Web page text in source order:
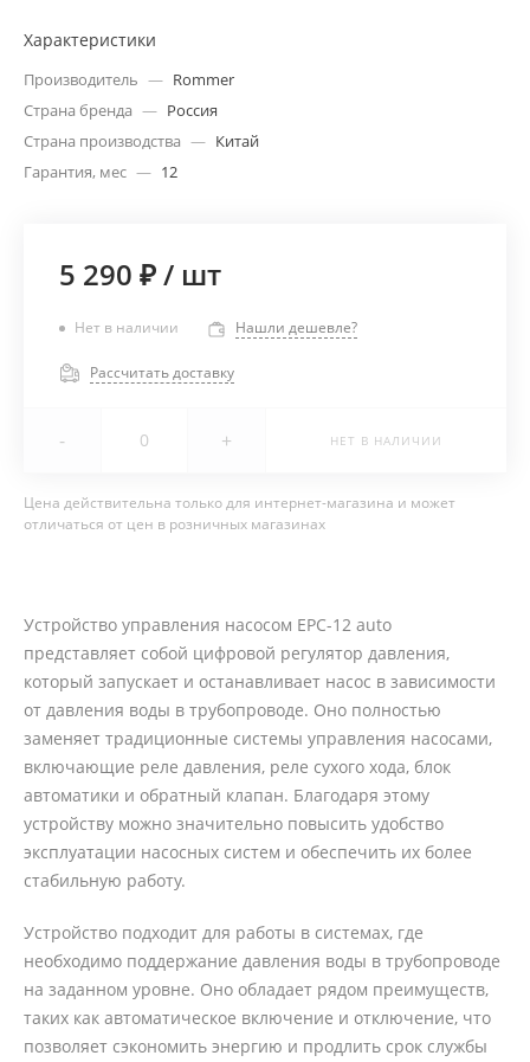
Характеристики
Производитель — Rommer
Страна бренда — Россия
Страна производства — Китай
Гарантия, мес — 12
5 290 ₽/ шт
Нет в наличии Нашли дешевле?
Рассчитать доставку
- + НЕТ В НАЛИЧИИ
Цена действительна только для интернет-магазина и может
отличаться от цен в розничных магазинах
Устройство управления насосом EPC-12 auto
представляет собой цифровой регулятор давления,
который запускает и останавливает насос в зависимости
от давления воды в трубопроводе. Оно полностью
заменяет традиционные системы управления насосами,
включающие реле давления, реле сухого хода, блок
автоматики и обратный клапан. Благодаря этому
устройству можно значительно повысить удобство
эксплуатации насосных систем и обеспечить их более
стабильную работу.
Устройство подходит для работы в системах, где
необходимо поддержание давления воды в трубопроводе
на заданном уровне. Оно обладает рядом преимуществ,
таких как автоматическое включение и отключение, что
позволяет сэкономить энергию и продлить срок службы